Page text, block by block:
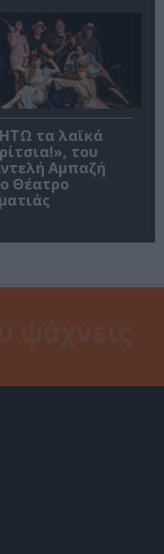
τα λαϊκά
του
Αμπαζή
Θέατρο